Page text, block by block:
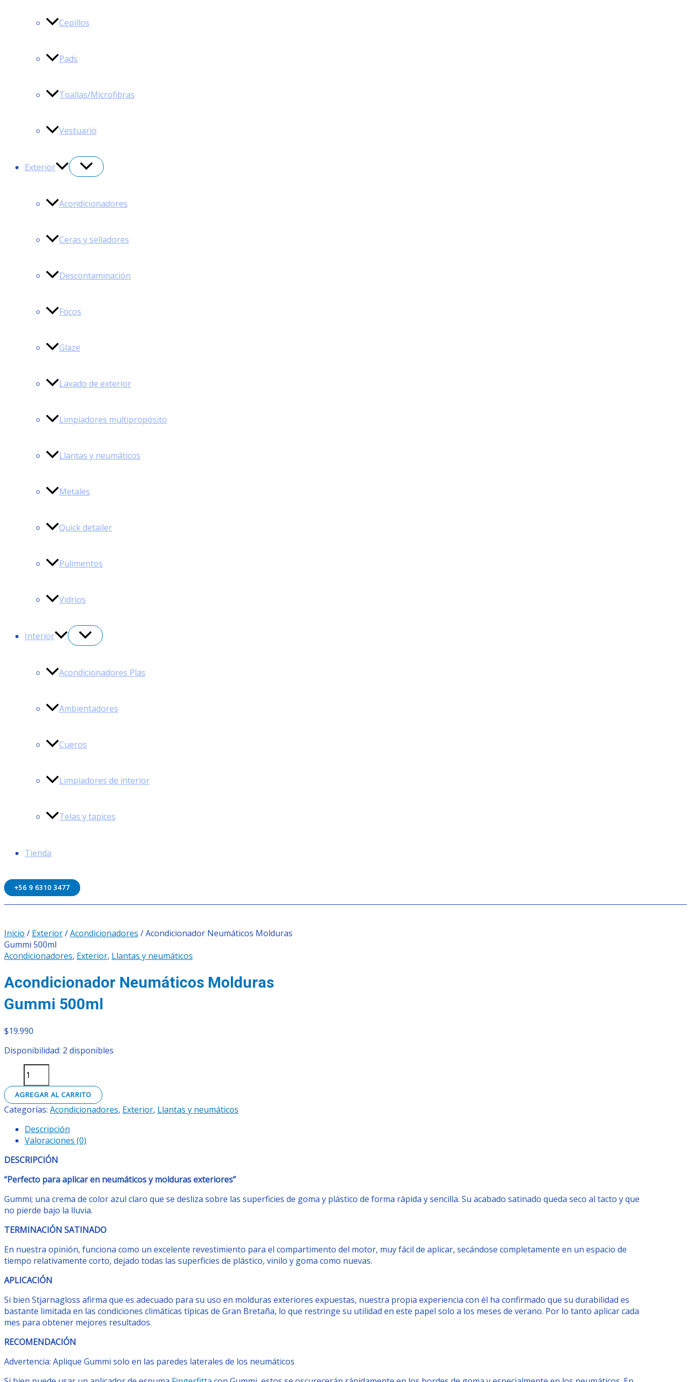
Cepillos
Pads
Toallas/Microfibras
Vestuario
Exterior
Acondicionadores
Ceras y selladores
Descontaminación
Focos
Glaze
Lavado de exterior
Limpiadores multipropósito
Llantas y neumáticos
Metales
Quick detailer
Pulimentos
Vidrios
Interior
Acondicionadores Plas
Ambientadores
Cueros
Limpiadores de interior
Telas y tapices
Tienda
+56 9 6310 3477
Inicio / Exterior/Acondicionadores / Acondicionador Neumáticos Molduras
Gummi 500ml
Acondicionadores, Exterior, Llantas y neumáticos
Acondicionador Neumáticos Molduras
Gummi 500ml
$19.990
Disponibilidad: 2 disponibles
AGREGAR AL CARRITO
Categorías: Acondicionadores, Exterior, Llantas y neumáticos
Descripción
Valoraciones (0)
DESCRIPCIÓN
“Perfecto para aplicar en neumáticos y molduras exteriores”
Gummi; una crema de color azul claro que se desliza sobre las superficies de goma y plástico de forma rápida y sencilla. Su acabado satinado queda seco al tacto y que
no pierde bajo la lluvia.
TERMINACIÓN SATINADO
En nuestra opinión, funciona como un excelente revestimiento para el compartimento del motor, muy fácil de aplicar, secándose completamente en un espacio de
tiempo relativamente corto, dejado todas las superficies de plástico, vinilo y goma como nuevas.
APLICACIÓN
Si bien Stjarnagloss afirma que es adecuado para su uso en molduras exteriores expuestas, nuestra propia experiencia con él ha confirmado que su durabilidad es
bastante limitada en las condiciones climáticas típicas de Gran Bretaña, lo que restringe su utilidad en este papel solo a los meses de verano. Por lo tanto aplicar cada
mes para obtener mejores resultados.
RECOMENDACIÓN
Advertencia: Aplique Gummi solo en las paredes laterales de los neumáticos